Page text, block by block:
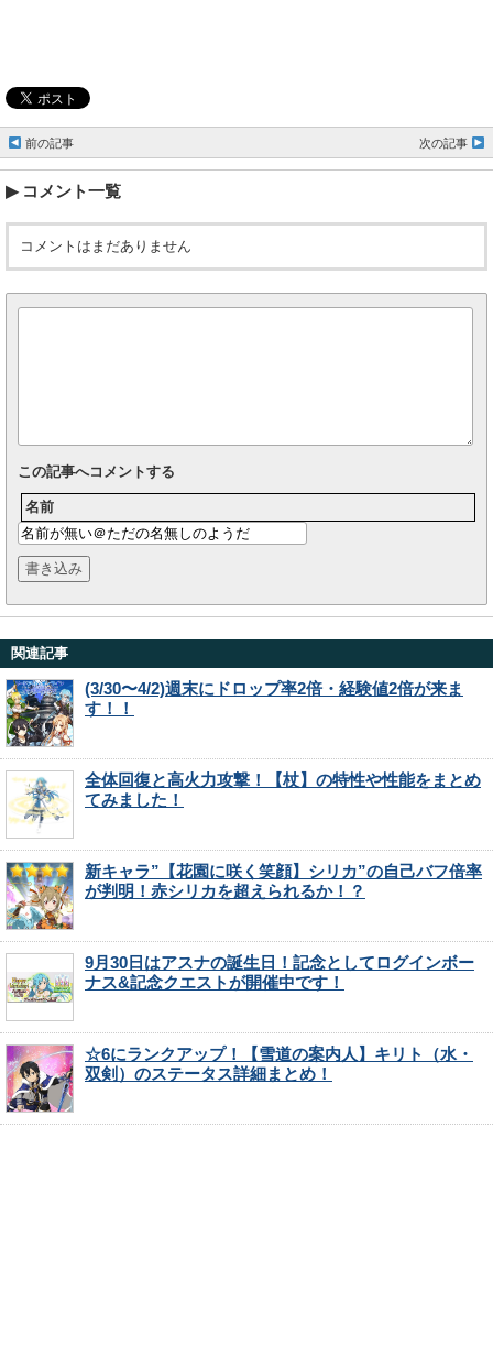
前の記事 次の記事
コメント一覧
コメントはまだありません
この記事へコメントする
名前
関連記事
(3/30〜4/2)週末にドロップ率2倍・経験値2倍が来ま
す！！
全体回復と高火力攻撃！【杖】の特性や性能をまとめ
てみました！
新キャラ”【花園に咲く笑顔】シリカ”の自己バフ倍率
が判明！赤シリカを超えられるか！？
9月30日はアスナの誕生日！記念としてログインボー
ナス&記念クエストが開催中です！
☆6にランクアップ！【雪道の案内人】キリト（水・
双剣）のステータス詳細まとめ！